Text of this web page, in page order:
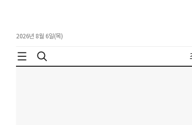
2026년 8월 6일(목)